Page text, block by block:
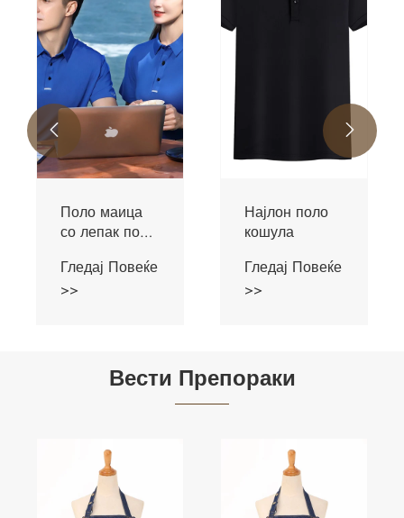
Поло маица
со лепак под
трага
Гледај Повеќе
>>
Најлон поло
кошула
Гледај Повеќе
>>
 
Вести Препораки